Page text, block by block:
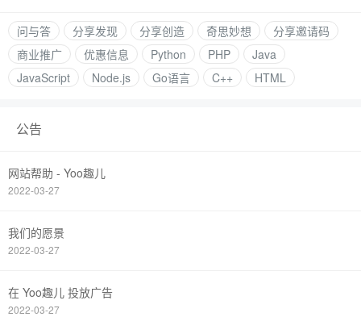
问与答 分享发现 分享创造 奇思妙想
分享邀请码
商业推广
优惠信息 Python PHP
Java
JavaScript
Node.js Go语言 C++ HTML
公告
网站帮助 - Yoo趣儿
2022-03-27
我们的愿景
2022-03-27
在 Yoo趣儿 投放广告
2022-03-27